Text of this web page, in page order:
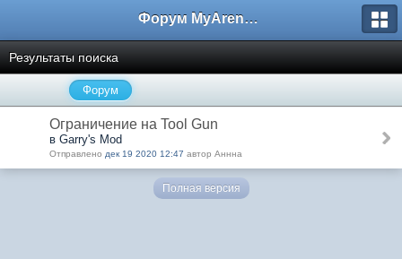
Форум MyArena.ru
Результаты поиска
Форум
Ограничение на Tool Gun
в Garry's Mod
Отправлено дек 19 2020 12:47 автор Аннна
Полная версия